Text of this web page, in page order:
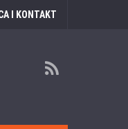
I KONTAKT